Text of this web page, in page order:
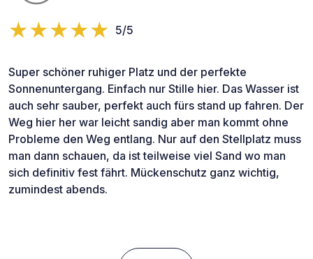
5/5
Super schöner ruhiger Platz und der perfekte
Sonnenuntergang. Einfach nur Stille hier. Das Wasser ist
auch sehr sauber, perfekt auch fürs stand up fahren. Der
Weg hier her war leicht sandig aber man kommt ohne
Probleme den Weg entlang. Nur auf den Stellplatz muss
man dann schauen, da ist teilweise viel Sand wo man
sich definitiv fest fährt. Mückenschutz ganz wichtig,
zumindest abends.